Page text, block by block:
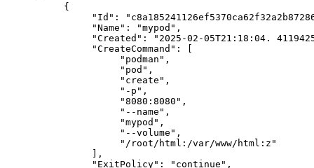
     {
"Id":
          "Name": "mypod",
"Created": "2025-02-05T21:18:04.
          "CreateCommand": [
               "podman",
               "pod",
               "create",
               "-p",
               "8080:8080",
               "--name",
               "mypod",
               "--volume",
               "/root/html:/var/www/html:z"
          ],
          "ExitPolicy": "continue",